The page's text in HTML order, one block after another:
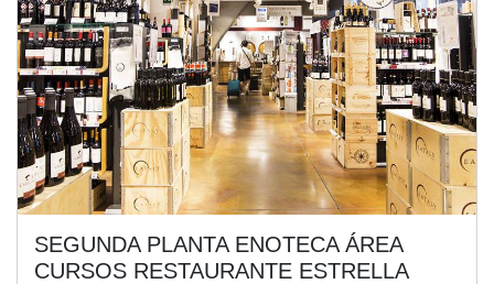
SEGUNDA PLANTA ENOTECA ÁREA
CURSOS RESTAURANTE ESTRELLA